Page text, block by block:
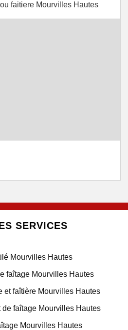
faitiere Mourvilles Hautes
SERVICES
Mourvilles Hautes
faîtage Mourvilles Hautes
et faîtière Mourvilles Hautes
de faîtage Mourvilles Hautes
Mourvilles Hautes